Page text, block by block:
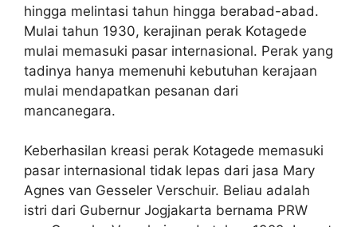
hingga melintasi tahun hingga berabad-abad.
Mulai tahun 1930, kerajinan perak Kotagede
mulai memasuki pasar internasional. Perak yang
tadinya hanya memenuhi kebutuhan kerajaan
mulai mendapatkan pesanan dari
mancanegara.
Keberhasilan kreasi perak Kotagede memasuki
pasar internasional tidak lepas dari jasa Mary
Agnes van Gesseler Verschuir. Beliau adalah
istri dari Gubernur Jogjakarta bernama PRW